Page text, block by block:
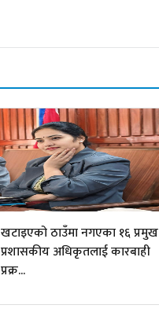
खटाइएको ठाउँमा नगएका १६ प्रमुख
प्रशासकीय अधिकृतलाई कारबाही
प्रक्र...